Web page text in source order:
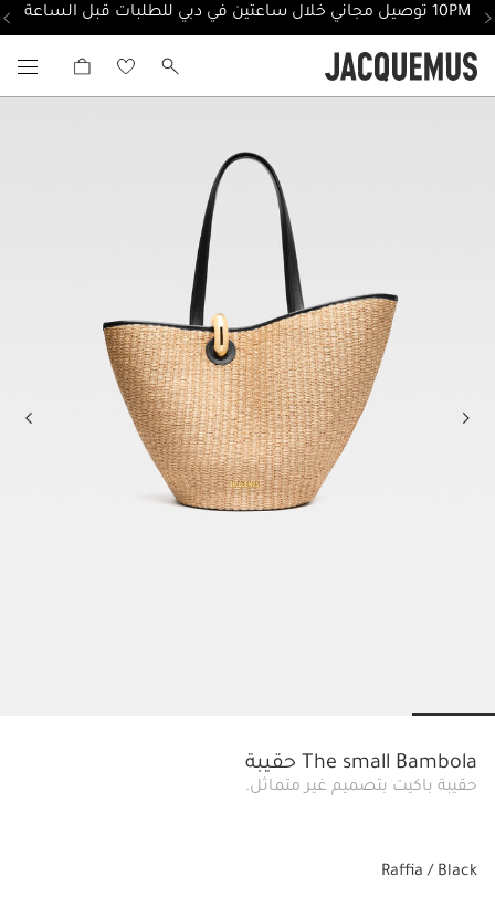
10PM توصيل مجاني خلال ساعتين في دبي للطلبات قبل الساعة
The small Bambola حقيبة
حقيبة باكيت بتصميم غير متماثل.
Raffia / Black